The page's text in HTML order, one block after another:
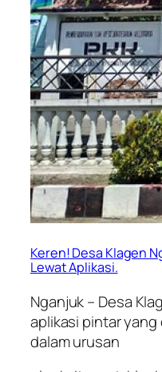
Keren! Desa Klagen
Lewat Aplikasi.
Nganjuk – Desa
aplikasi pintar
dalam urusan